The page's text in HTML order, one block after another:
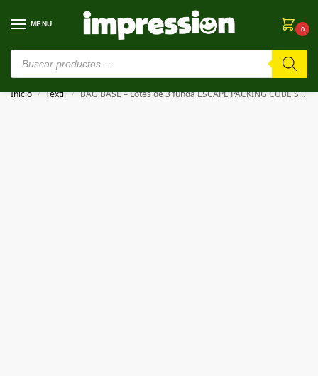
MENU
0
⚠️ Estamos en pruebas. Si algo falla, ¡Perdón!⚠️
Inicio / Textil / BAG BASE – Lotes de 3 funda ESCAPE PACKING CUBE SET